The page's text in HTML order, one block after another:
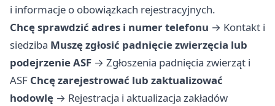
i informacje o obowiązkach rejestracyjnych.
Chcę sprawdzić adres i numer telefonu → Kontakt i
siedziba Muszę zgłosić padnięcie zwierzęcia lub
podejrzenie ASF → Zgłoszenia padnięcia zwierząt i
ASF Chcę zarejestrować lub zaktualizować
hodowlę → Rejestracja i aktualizacja zakładów